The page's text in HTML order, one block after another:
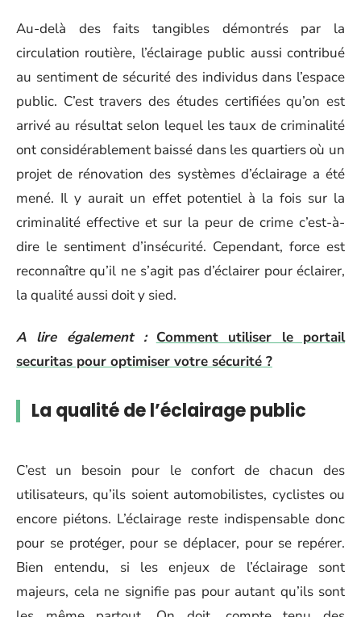
Au-delà des faits tangibles démontrés par la
circulation routière, l’éclairage public aussi contribué
au sentiment de sécurité des individus dans l’espace
public. C’est travers des études certifiées qu’on est
arrivé au résultat selon lequel les taux de criminalité
ont considérablement baissé dans les quartiers où un
projet de rénovation des systèmes d’éclairage a été
mené. Il y aurait un effet potentiel à la fois sur la
criminalité effective et sur la peur de crime c’est-à-
dire le sentiment d’insécurité. Cependant, force est
reconnaître qu’il ne s’agit pas d’éclairer pour éclairer,
la qualité aussi doit y sied.
A lire également : Comment utiliser le portail
securitas pour optimiser votre sécurité ?
La qualité de l’éclairage public
C’est un besoin pour le confort de chacun des
utilisateurs, qu’ils soient automobilistes, cyclistes ou
encore piétons. L’éclairage reste indispensable donc
pour se protéger, pour se déplacer, pour se repérer.
Bien entendu, si les enjeux de l’éclairage sont
majeurs, cela ne signifie pas pour autant qu’ils sont